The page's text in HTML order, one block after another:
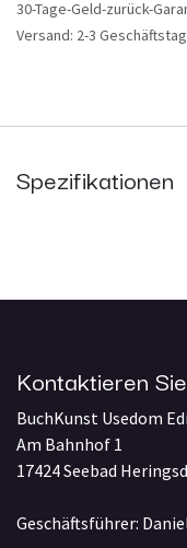
30-Tage-Geld-zurück-
Versand: 2-3
Spezifikationen
Kontaktieren
BuchKunst Usedom
Am Bahnhof 1
17424 Seebad
Geschäftsführer: